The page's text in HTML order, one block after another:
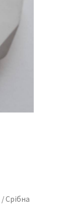
/ Срібна